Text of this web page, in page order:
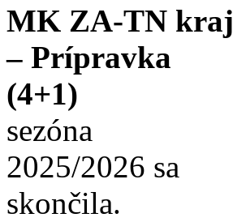
MK ZA-TN kraj
– Prípravka
(4+1)
sezóna
2025/2026 sa
skončila.